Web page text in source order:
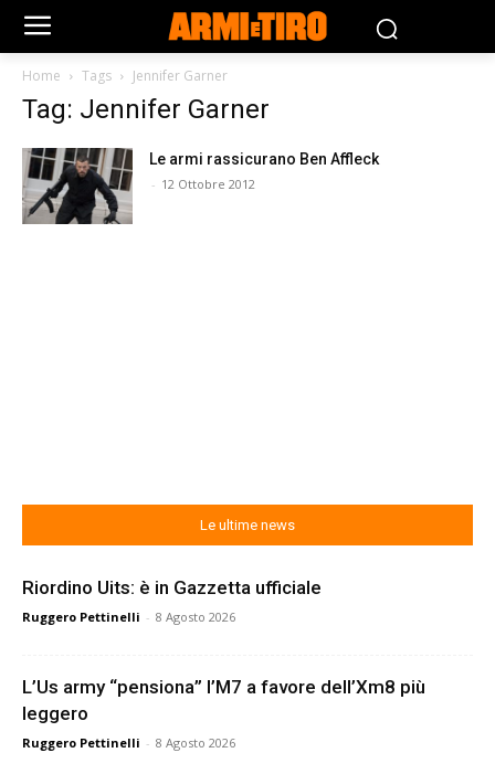
Home Tags Jennifer Garner
Tag: Jennifer Garner
Le armi rassicurano Ben Affleck
- 12 Ottobre 2012
Le ultime news
Riordino Uits: è in Gazzetta ufficiale
Ruggero Pettinelli - 8 Agosto 2026
L’Us army “pensiona” l’M7 a favore dell’Xm8 più
leggero
Ruggero Pettinelli - 8 Agosto 2026